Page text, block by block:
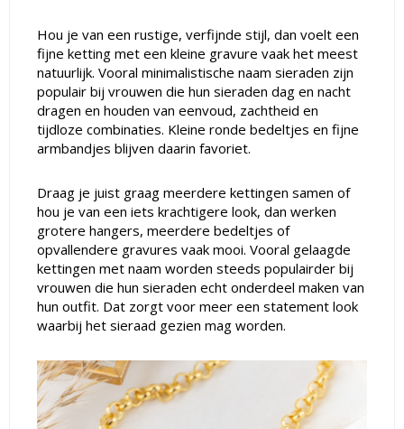
Hou je van een rustige, verfijnde stijl, dan voelt een
fijne ketting met een kleine gravure vaak het meest
natuurlijk. Vooral minimalistische naam sieraden zijn
populair bij vrouwen die hun sieraden dag en nacht
dragen en houden van eenvoud, zachtheid en
tijdloze combinaties. Kleine ronde bedeltjes en fijne
armbandjes blijven daarin favoriet.
Draag je juist graag meerdere kettingen samen of
hou je van een iets krachtigere look, dan werken
grotere hangers, meerdere bedeltjes of
opvallendere gravures vaak mooi. Vooral gelaagde
kettingen met naam worden steeds populairder bij
vrouwen die hun sieraden echt onderdeel maken van
hun outfit. Dat zorgt voor meer een statement look
waarbij het sieraad gezien mag worden.